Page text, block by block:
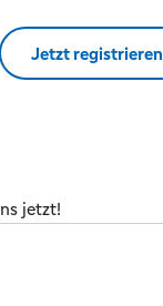
Jetzt registrieren
jetzt!